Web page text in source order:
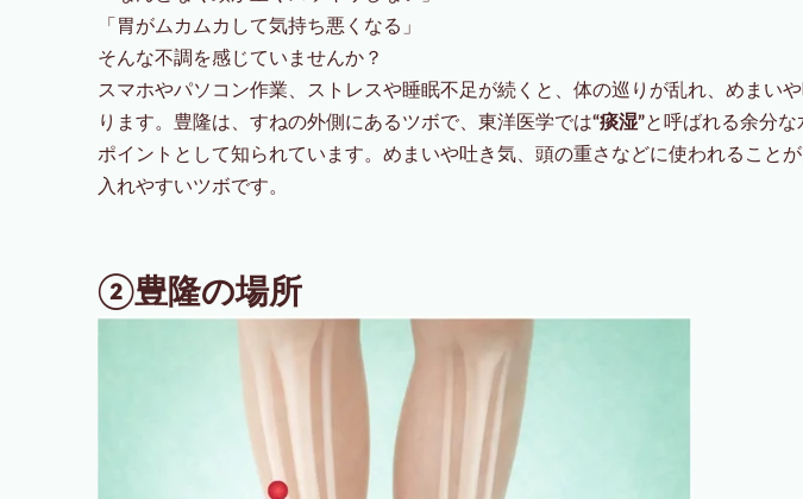
「胃がムカムカして気持ち悪くなる」
そんな不調を感じていませんか？
スマホやパソコン作業、ストレスや睡眠不足が続くと、体の巡りが乱れ、めまい
ります。豊隆は、すねの外側にあるツボで、東洋医学では“痰湿”と呼ばれる余分
ポイントとして知られています。めまいや吐き気、頭の重さなどに使われること
入れやすいツボです。
②豊隆の場所